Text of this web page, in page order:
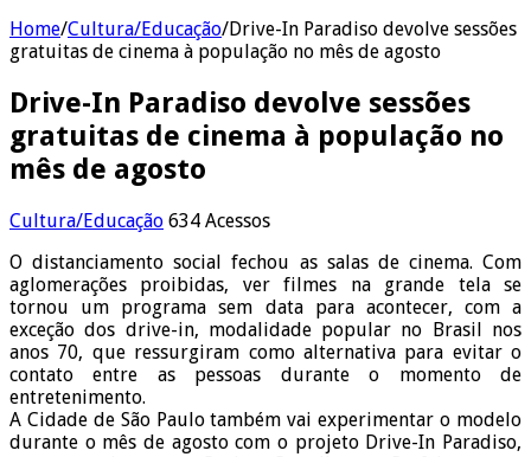
Home/Cultura/Educação/Drive-In Paradiso devolve sessões
gratuitas de cinema à população no mês de agosto
Drive-In Paradiso devolve sessões
gratuitas de cinema à população no
mês de agosto
Cultura/Educação 634 Acessos
O distanciamento social fechou as salas de cinema. Com
aglomerações proibidas, ver filmes na grande tela se
tornou um programa sem data para acontecer, com a
exceção dos drive-in, modalidade popular no Brasil nos
anos 70, que ressurgiram como alternativa para evitar o
contato entre as pessoas durante o momento de
entretenimento.
A Cidade de São Paulo também vai experimentar o modelo
durante o mês de agosto com o projeto Drive-In Paradiso,